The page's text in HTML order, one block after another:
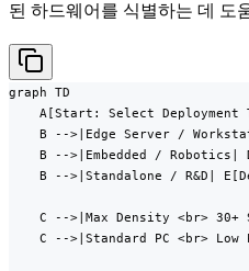
된 하드웨어를 식별하는 데 도
graph TD
A[Start: Select Deployment
B -->|Edge Server /
B -->|Embedded / Robotics|
B -->|Standalone / R&D|
C -->|Max Density <br> 30+
C -->|Standard PC <br> Low